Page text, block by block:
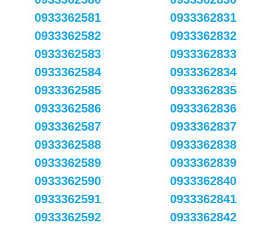
0933362581
0933362582
0933362583
0933362584
0933362585
0933362586
0933362587
0933362588
0933362589
0933362590
0933362591
0933362592
0933362831
0933362832
0933362833
0933362834
0933362835
0933362836
0933362837
0933362838
0933362839
0933362840
0933362841
0933362842